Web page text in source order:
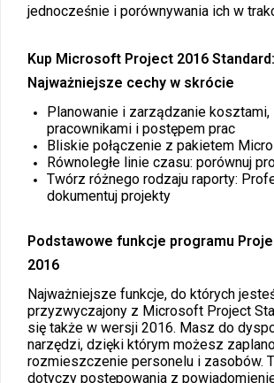
jednocześnie i porównywania ich w
Kup Microsoft Project 2016 Standard:
Najważniejsze cechy w skrócie
Planowanie i zarządzanie kosztami,
pracownikami i postępem prac
Bliskie połączenie z pakietem
Równoległe linie czasu: porównuj
Twórz różnego rodzaju raporty:
dokumentuj projekty
Podstawowe funkcje programu
2016
Najważniejsze funkcje, do których
przyzwyczajony z Microsoft Project
się także w wersji 2016. Masz do
narzędzi, dzięki którym możesz
rozmieszczenie personelu i zasobów.
dotyczy postępowania z